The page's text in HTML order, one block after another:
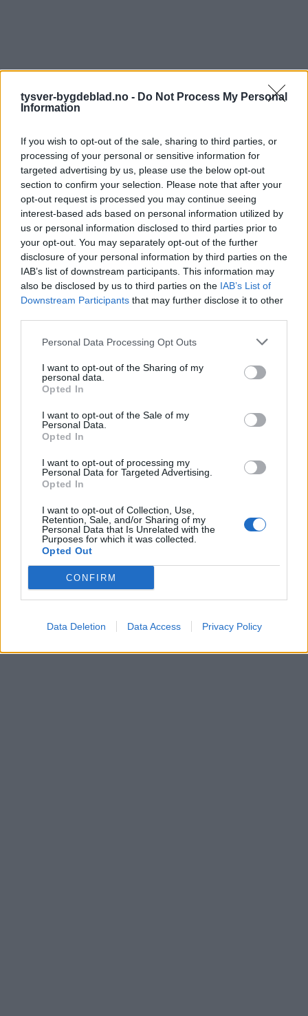
tysver-bygdeblad.no - Do Not Process My Personal
Information
If you wish to opt-out of the sale, sharing to third parties, or
processing of your personal or sensitive information for
targeted advertising by us, please use the below opt-out
section to confirm your selection. Please note that after your
opt-out request is processed you may continue seeing
interest-based ads based on personal information utilized by
us or personal information disclosed to third parties prior to
your opt-out. You may separately opt-out of the further
disclosure of your personal information by third parties on the
IAB’s list of downstream participants. This information may
also be disclosed by us to third parties on the IAB’s List of
Downstream Participants that may further disclose it to other
Personal Data Processing Opt Outs
I want to opt-out of the Sharing of my
personal data.
Opted In
I want to opt-out of the Sale of my
Personal Data.
Opted In
I want to opt-out of processing my
Personal Data for Targeted Advertising.
Opted In
I want to opt-out of Collection, Use,
Retention, Sale, and/or Sharing of my
Personal Data that Is Unrelated with the
Purposes for which it was collected.
Opted Out
CONFIRM
Data Deletion Data Access Privacy Policy